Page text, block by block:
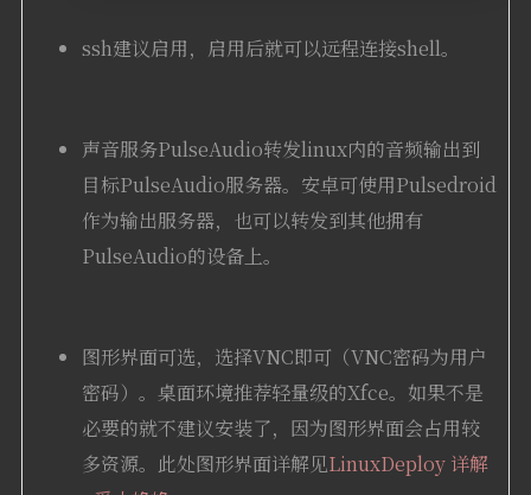
ssh建议启用，启用后就可以远程连接shell。
声音服务PulseAudio转发linux内的音频输出到
目标PulseAudio服务器。安卓可使用Pulsedroid
作为输出服务器，也可以转发到其他拥有
PulseAudio的设备上。
图形界面可选，选择VNC即可（VNC密码为用户
密码）。桌面环境推荐轻量级的Xfce。如果不是
必要的就不建议安装了，因为图形界面会占用较
多资源。此处图形界面详解见LinuxDeploy 详解